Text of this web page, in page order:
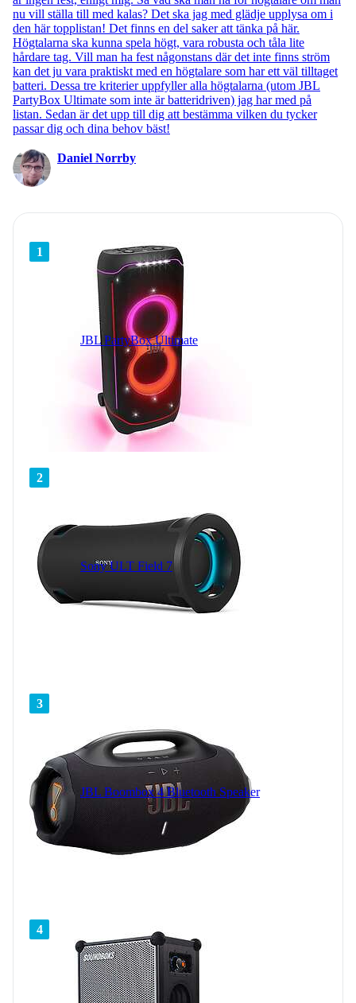
nu vill ställa till med kalas? Det ska jag med glädje upplysa om i
den här topplistan! Det finns en del saker att tänka på här.
Högtalarna ska kunna spela högt, vara robusta och tåla lite
hårdare tag. Vill man ha fest någonstans där det inte finns ström
kan det ju vara praktiskt med en högtalare som har ett väl tilltaget
batteri. Dessa tre kriterier uppfyller alla högtalarna (utom JBL
PartyBox Ultimate som inte är batteridriven) jag har med på
listan. Sedan är det upp till dig att bestämma vilken du tycker
passar dig och dina behov bäst!
Daniel Norrby
1
JBL PartyBox Ultimate
2
Sony ULT Field 7
3
JBL Boombox 4 Bluetooth Speaker
4